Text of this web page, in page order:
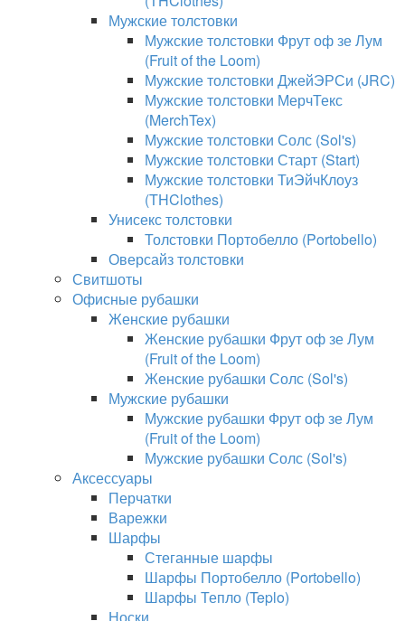
Мужские толстовки
Мужские толстовки Фрут оф зе Лум
(Fruit of the Loom)
Мужские толстовки ДжейЭРСи (JRC)
Мужские толстовки МерчТекс
(MerchTex)
Мужские толстовки Солс (Sol's)
Мужские толстовки Старт (Start)
Мужские толстовки ТиЭйчКлоуз
(THClothes)
Унисекс толстовки
Толстовки Портобелло (Portobello)
Оверсайз толстовки
Свитшоты
Офисные рубашки
Женские рубашки
Женские рубашки Фрут оф зе Лум
(Fruit of the Loom)
Женские рубашки Солс (Sol's)
Мужские рубашки
Мужские рубашки Фрут оф зе Лум
(Fruit of the Loom)
Мужские рубашки Солс (Sol's)
Аксессуары
Перчатки
Варежки
Шарфы
Стеганные шарфы
Шарфы Портобелло (Portobello)
Шарфы Тепло (Teplo)